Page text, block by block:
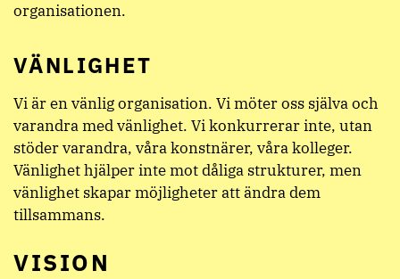
organisationen.
VÄNLIGHET
Vi är en vänlig organisation. Vi möter oss själva och
varandra med vänlighet. Vi konkurrerar inte, utan
stöder varandra, våra konstnärer, våra kolleger.
Vänlighet hjälper inte mot dåliga strukturer, men
vänlighet skapar möjligheter att ändra dem
tillsammans.
VISION